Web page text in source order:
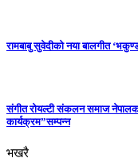
रामबाबु सुवेदीको नया बालगीत
संगीत रोयल्टी संकलन समाज
कार्यक्रम”सम्पन्न
भखरै